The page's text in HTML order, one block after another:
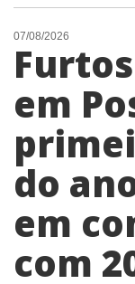
07/08/2026
em
do
em
com